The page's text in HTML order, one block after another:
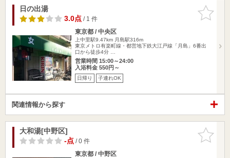
お気に入
りに追加
日の出湯
3.0点/ 1 件
東京都 / 中央区
上中里駅9.47km 月島駅316m
東京メトロ有楽町線・都営地下鉄大江戸線「月島」6番出
口から徒歩4分 …
営業時間 15:00～24:00
入浴料金 550円～
日帰り 子連れOK
関連情報から探す
お気に入
りに追加
大和湯[中野区]
-点/ 0 件
東京都 / 中野区